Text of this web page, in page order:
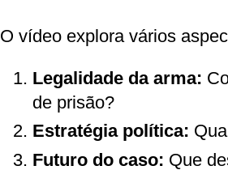
O vídeo explora vários
Legalidade da arma:
de prisão?
Estratégia política:
Futuro do caso: Que